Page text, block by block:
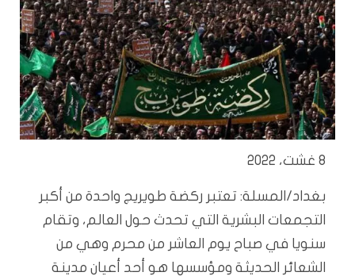
8 غشت، 2022
بغداد/المسلة: تعتبر ركضة طويريج واحدة من أكبر
التجمعات البشرية التي تحدث حول العالم، وتقام
سنويا في صباح يوم العاشر من محرم وهي من
الشعائر الحديثة ومؤسسها هو أحد أعيان مدينة